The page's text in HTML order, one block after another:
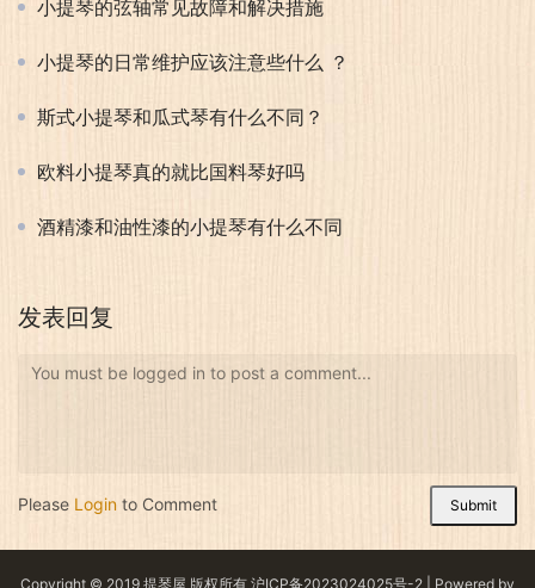
小提琴的弦轴常见故障和解决措施
小提琴的日常维护应该注意些什么 ？
斯式小提琴和瓜式琴有什么不同？
欧料小提琴真的就比国料琴好吗
酒精漆和油性漆的小提琴有什么不同
发表回复
You must be logged in to post a comment...
Please Login to Comment Submit
Copyright © 2019 提琴屋 版权所有 沪ICP备2023024025号-2 | Powered by